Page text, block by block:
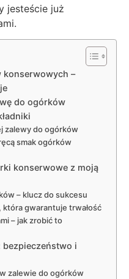
jesteście już
konserwowych –
do ogórków
zalewy do ogórków
smak ogórków
konserwowe z moją
– klucz do sukcesu
gwarantuje trwałość
– jak zrobić to
i
zalewie do ogórków